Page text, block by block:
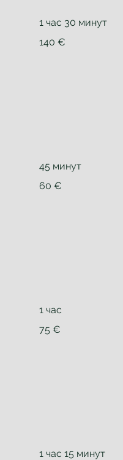
1 час 30 минут
евро
140 €
45 минут
евро
60 €
1 час
евро
75 €
1 час 15 минут